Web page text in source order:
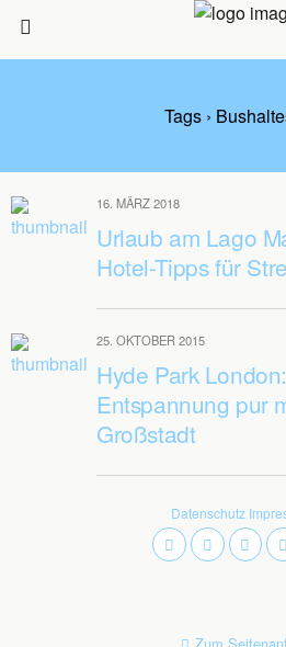
Tags ›
16. MÄRZ 2018
Urlaub am Lago
Hotel-Tipps für
25. OKTOBER 2015
Hyde Park London:
Entspannung pur
Großstadt
Datenschutz